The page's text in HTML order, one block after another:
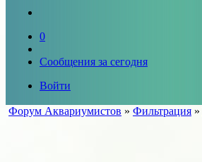
0
Сообщения за сегодня
Войти
Форум Аквариумистов » Фильтрация »